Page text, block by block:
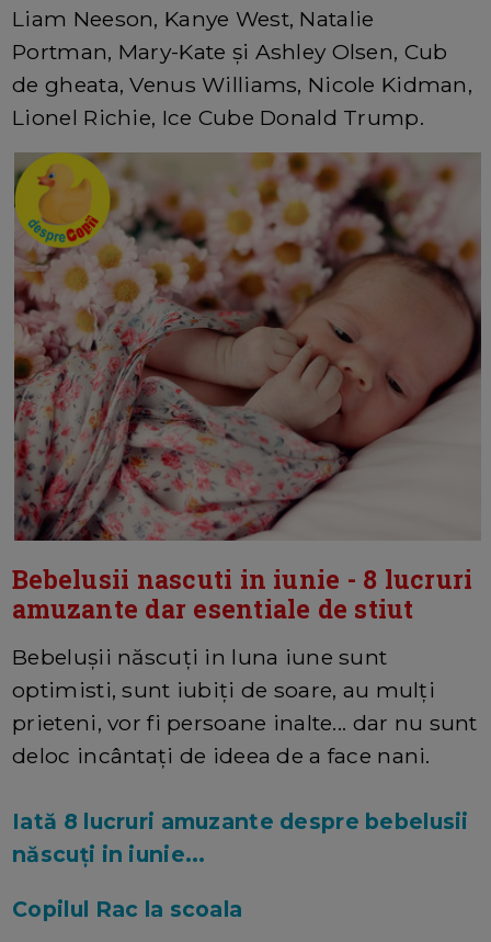
Liam Neeson, Kanye West, Natalie
Portman, Mary-Kate și Ashley Olsen, Cub
de gheata, Venus Williams, Nicole Kidman,
Lionel Richie, Ice Cube Donald Trump.
Bebelusii nascuti in iunie - 8 lucruri
amuzante dar esentiale de stiut
Bebelușii născuți in luna iune sunt
optimisti, sunt iubiți de soare, au mulți
prieteni, vor fi persoane inalte... dar nu sunt
deloc incântați de ideea de a face nani.
Iată 8 lucruri amuzante despre bebelusii
născuți in iunie...
Copilul Rac la scoala